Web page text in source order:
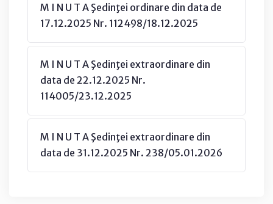
M I N U T A Şedinţei ordinare din data de
17.12.2025 Nr. 112498/18.12.2025
M I N U T A Şedinţei extraordinare din
data de 22.12.2025 Nr.
114005/23.12.2025
M I N U T A Şedinţei extraordinare din
data de 31.12.2025 Nr. 238/05.01.2026